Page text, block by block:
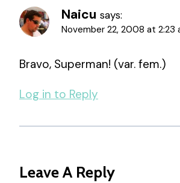
Naicu says:
November 22, 2008 at 2:23
Bravo, Superman! (var. fem.)
Log in to Reply
Leave A Reply